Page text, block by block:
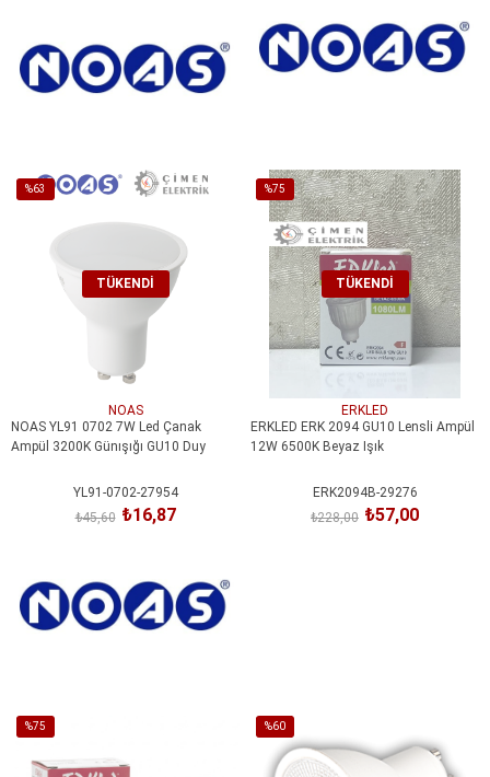
%63
%63İndirim
TÜKENDI
NOAS
NOAS YL91 0702 7W Led Çanak
Ampül 3200K Günışığı GU10 Duy
YL91-0702-27954
₺16,87
₺45,60
%75
İndirim
%75İndirim
TÜKENDI
ERKLED
ERKLED ERK 2094 GU10 Lensli Ampül
12W 6500K Beyaz Işık
ERK2094B-29276
₺57,00
₺228,00
%75
%75İndirim
%60
İndirim
%60İndirim